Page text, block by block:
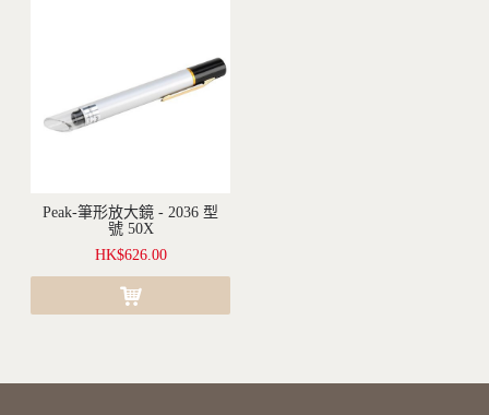
沒有現貨(訂購需要1-2個月不等的時間)
Peak-筆形放大鏡 - 2036 型
號 50X
HK$626.00